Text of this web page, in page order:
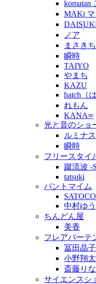
komatan
MAKi マ
ノア
まさきち
瞬時
TAIYO
やまち
KAZU
hatch（
れもん
KANA∞
光と音のショ
ルミナ
瞬時
フリースタイ
蹴流波 -
tatsuki
パントマイム
SATOCO
中村ゆ
ちんどん屋
美香
フレアバーテ
冨田晶子
小野翔太
斎藤りな
サイエンスシ